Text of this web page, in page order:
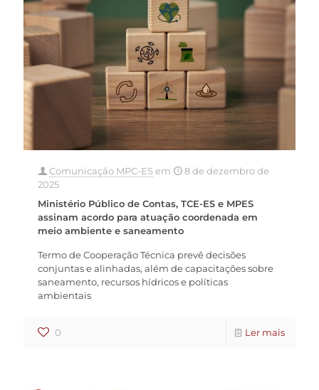
Comunicação MPC-ESem
8 de dezembro de
2025
Ministério Público de Contas, TCE-ES e MPES
assinam acordo para atuação coordenada em
meio ambiente e saneamento
Termo de Cooperação Técnica prevê decisões
conjuntas e alinhadas, além de capacitações sobre
saneamento, recursos hídricos e políticas
ambientais
0 Ler mais